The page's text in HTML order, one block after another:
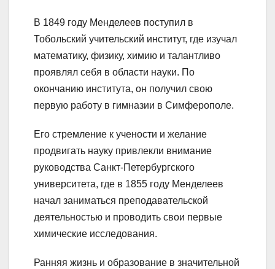
В 1849 году Менделеев поступил в
Тобольский учительский институт, где изучал
математику, физику, химию и талантливо
проявлял себя в области науки. По
окончанию института, он получил свою
первую работу в гимназии в Симферополе.
Его стремление к учености и желание
продвигать науку привлекли внимание
руководства Санкт-Петербургского
университета, где в 1855 году Менделеев
начал заниматься преподавательской
деятельностью и проводить свои первые
химические исследования.
Ранняя жизнь и образование в значительной